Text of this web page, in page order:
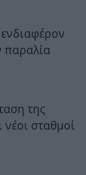
παραλία
της
σταθμοί